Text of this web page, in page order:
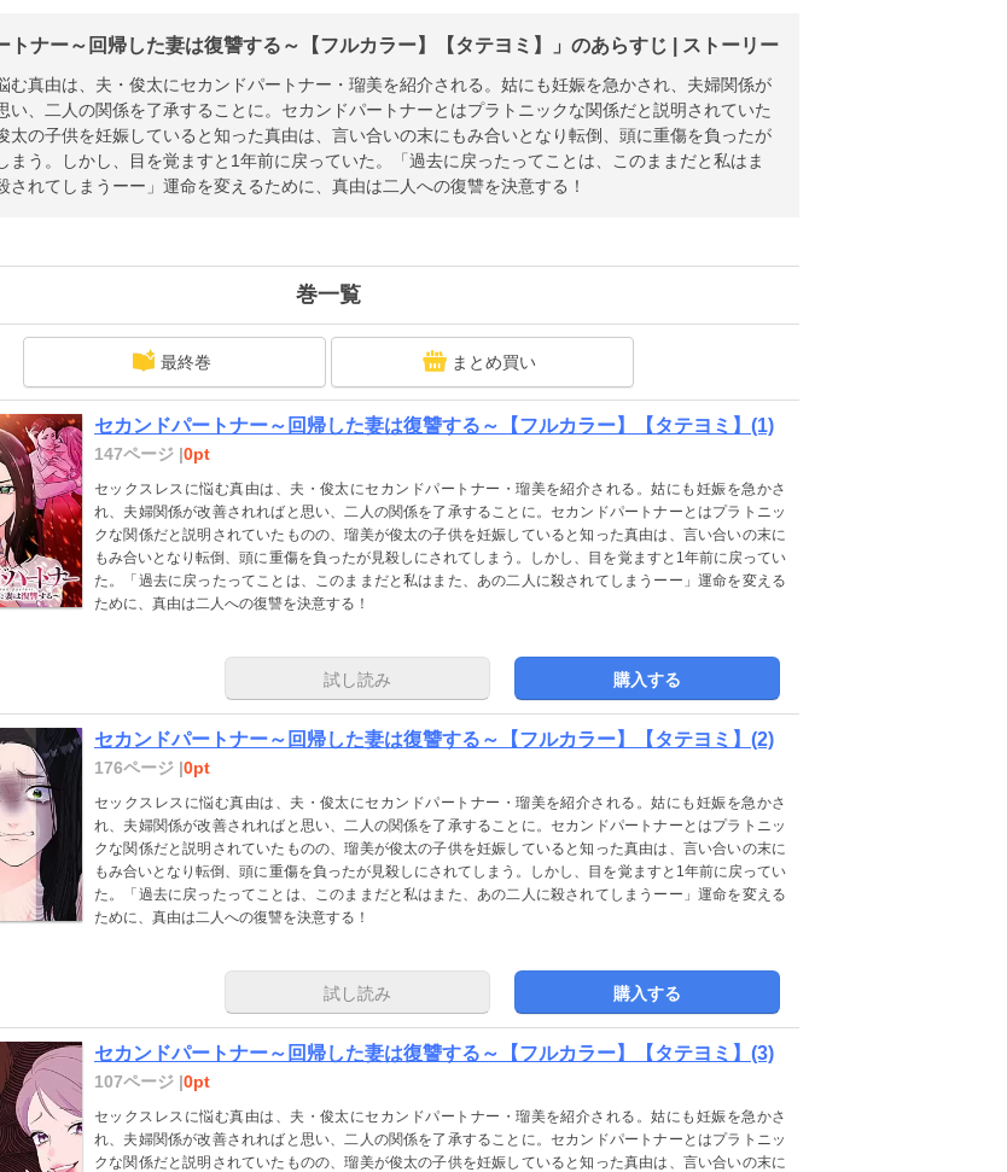
トナー～回帰した妻は復讐する～【フルカラー】【タテヨミ】」のあらすじ | ストーリー
む真由は、夫・俊太にセカンドパートナー・瑠美を紹介される。姑にも妊娠を急かされ、夫婦関係が
い、二人の関係を了承することに。セカンドパートナーとはプラトニックな関係だと説明されていた
太の子供を妊娠していると知った真由は、言い合いの末にもみ合いとなり転倒、頭に重傷を負ったが
まう。しかし、目を覚ますと1年前に戻っていた。「過去に戻ったってことは、このままだと私はま
されてしまうーー」運命を変えるために、真由は二人への復讐を決意する！
巻一覧
最終巻 まとめ買い
セカンドパートナー～回帰した妻は復讐する～【フルカラー】【タテヨミ】(1)
147ページ |0pt
セックスレスに悩む真由は、夫・俊太にセカンドパートナー・瑠美を紹介される。姑にも妊娠を急かさ
れ、夫婦関係が改善されればと思い、二人の関係を了承することに。セカンドパートナーとはプラトニッ
クな関係だと説明されていたものの、瑠美が俊太の子供を妊娠していると知った真由は、言い合いの末に
もみ合いとなり転倒、頭に重傷を負ったが見殺しにされてしまう。しかし、目を覚ますと1年前に戻ってい
た。「過去に戻ったってことは、このままだと私はまた、あの二人に殺されてしまうーー」運命を変える
ために、真由は二人への復讐を決意する！
試し読み 購入する
セカンドパートナー～回帰した妻は復讐する～【フルカラー】【タテヨミ】(2)
176ページ |0pt
セックスレスに悩む真由は、夫・俊太にセカンドパートナー・瑠美を紹介される。姑にも妊娠を急かさ
れ、夫婦関係が改善されればと思い、二人の関係を了承することに。セカンドパートナーとはプラトニッ
クな関係だと説明されていたものの、瑠美が俊太の子供を妊娠していると知った真由は、言い合いの末に
もみ合いとなり転倒、頭に重傷を負ったが見殺しにされてしまう。しかし、目を覚ますと1年前に戻ってい
た。「過去に戻ったってことは、このままだと私はまた、あの二人に殺されてしまうーー」運命を変える
ために、真由は二人への復讐を決意する！
試し読み 購入する
セカンドパートナー～回帰した妻は復讐する～【フルカラー】【タテヨミ】(3)
107ページ |0pt
セックスレスに悩む真由は、夫・俊太にセカンドパートナー・瑠美を紹介される。姑にも妊娠を急かさ
れ、夫婦関係が改善されればと思い、二人の関係を了承することに。セカンドパートナーとはプラトニッ
クな関係だと説明されていたものの、瑠美が俊太の子供を妊娠していると知った真由は、言い合いの末に